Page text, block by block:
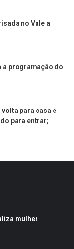
no Vale a
a programação do
para casa e
para entrar;
mulher